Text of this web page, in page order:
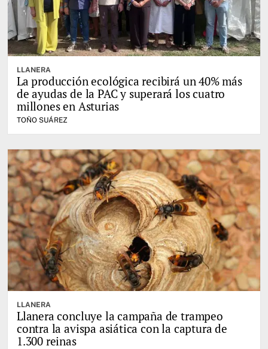
LLANERA
La producción ecológica recibirá un 40% más
de ayudas de la PAC y superará los cuatro
millones en Asturias
TOÑO SUÁREZ
LLANERA
Llanera concluye la campaña de trampeo
contra la avispa asiática con la captura de
1.300 reinas